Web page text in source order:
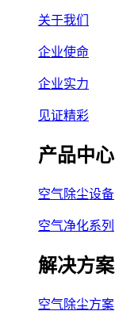
关于我们
企业使命
企业实力
见证精彩
产品中心
空气除尘设备
空气净化系列
解决方案
空气除尘方案